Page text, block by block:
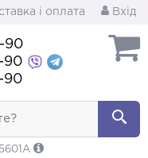
і оплата Вхід
90
90
90